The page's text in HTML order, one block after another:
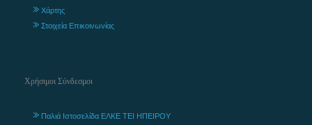
Χάρτης
Στοιχεία Επικοινωνίας
Χρήσιμοι Σύνδεσμοι
Παλιά Ιστοσελίδα ΕΛΚΕ ΤΕΙ ΗΠΕΙΡΟΥ